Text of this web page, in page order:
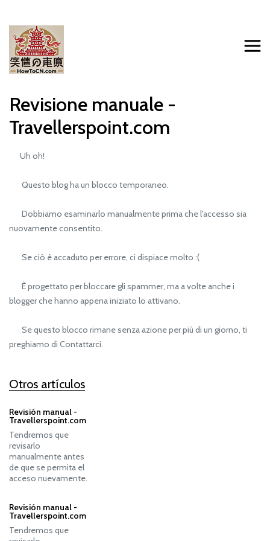
Revisione manuale -
Travellerspoint.com
Uh oh!
Questo blog ha un blocco temporaneo.
Dobbiamo esaminarlo manualmente prima che l'accesso sia
nuovamente consentito.
Se ciò è accaduto per errore, ci dispiace molto :(
È progettato per bloccare gli spammer, ma a volte anche i
blogger che hanno appena iniziato lo attivano.
Se questo blocco rimane senza azione per più di un giorno, ti
preghiamo di Contattarci.
Otros artículos
Revisión manual -
Travellerspoint.com
Tendremos que
revisarlo
manualmente antes
de que se permita el
acceso nuevamente.
Revisión manual -
Travellerspoint.com
Tendremos que